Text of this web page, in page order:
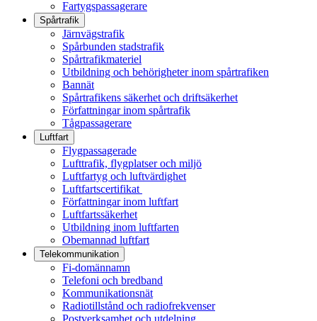
Fartygspassagerare
Spårtrafik
Järnvägstrafik
Spårbunden stadstrafik
Spårtrafikmateriel
Utbildning och behörigheter inom spårtrafiken
Bannät
Spårtrafikens säkerhet och driftsäkerhet
Författningar inom spårtrafik
Tågpassagerare
Luftfart
Flygpassagerade
Lufttrafik, flygplatser och miljö
Luftfartyg och luftvärdighet
Luftfartscertifikat
Författningar inom luftfart
Luftfartssäkerhet
Utbildning inom luftfarten
Obemannad luftfart
Telekommunikation
Fi-domännamn
Telefoni och bredband
Kommunikationsnät
Radiotillstånd och radiofrekvenser
Postverksamhet och utdelning